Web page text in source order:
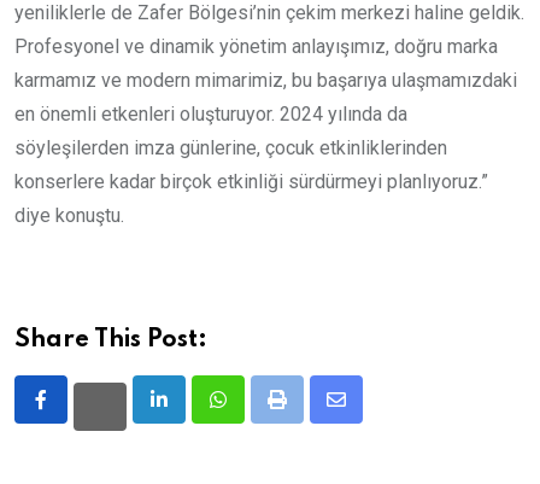
yeniliklerle de Zafer Bölgesi’nin çekim merkezi haline geldik.
Profesyonel ve dinamik yönetim anlayışımız, doğru marka
karmamız ve modern mimarimiz, bu başarıya ulaşmamızdaki
en önemli etkenleri oluşturuyor. 2024 yılında da
söyleşilerden imza günlerine, çocuk etkinliklerinden
konserlere kadar birçok etkinliği sürdürmeyi planlıyoruz.”
diye konuştu.
Share This Post:
LinkedInWhatsappPrint
Share